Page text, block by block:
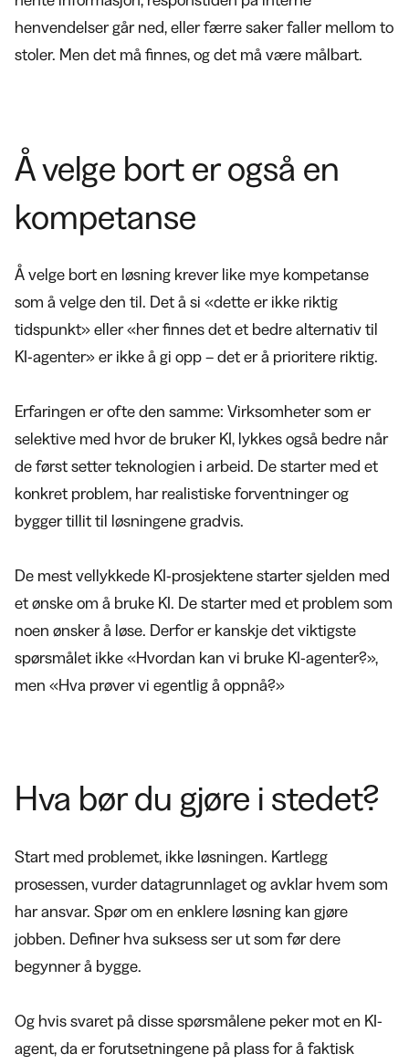
henvendelser går ned, eller færre saker faller mellom to
stoler. Men det må finnes, og det må være målbart.
Å velge bort er også en
kompetanse
Å velge bort en løsning krever like mye kompetanse
som å velge den til. Det å si «dette er ikke riktig
tidspunkt» eller «her finnes det et bedre alternativ til
KI-agenter» er ikke å gi opp – det er å prioritere riktig.
Erfaringen er ofte den samme: Virksomheter som er
selektive med hvor de bruker KI, lykkes også bedre når
de først setter teknologien i arbeid. De starter med et
konkret problem, har realistiske forventninger og
bygger tillit til løsningene gradvis.
De mest vellykkede KI-prosjektene starter sjelden med
et ønske om å bruke KI. De starter med et problem som
noen ønsker å løse. Derfor er kanskje det viktigste
spørsmålet ikke «Hvordan kan vi bruke KI-agenter?»,
men «Hva prøver vi egentlig å oppnå?»
Hva bør du gjøre i stedet?
Start med problemet, ikke løsningen. Kartlegg
prosessen, vurder datagrunnlaget og avklar hvem som
har ansvar. Spør om en enklere løsning kan gjøre
jobben. Definer hva suksess ser ut som før dere
begynner å bygge.
Og hvis svaret på disse spørsmålene peker mot en KI-
agent, da er forutsetningene på plass for å faktisk